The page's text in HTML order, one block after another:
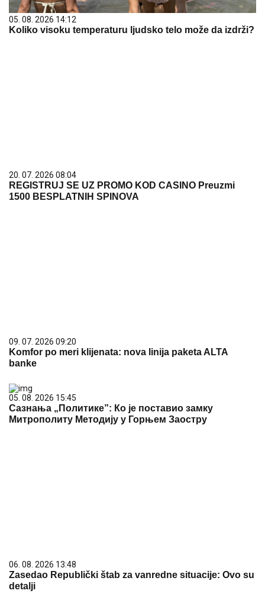
05. 08. 2026 14:12
Koliko visoku temperaturu ljudsko telo može da izdrži?
20. 07. 2026 08:04
REGISTRUJ SE UZ PROMO KOD CASINO Preuzmi
1500 BESPLATNIH SPINOVA
09. 07. 2026 09:20
Komfor po meri klijenata: nova linija paketa ALTA
banke
05. 08. 2026 15:45
Сазнања „Политике”: Ко је поставио замку
Митрополиту Методију у Горњем Заостру
06. 08. 2026 13:48
Zasedao Republički štab za vanredne situacije: Ovo su
detalji